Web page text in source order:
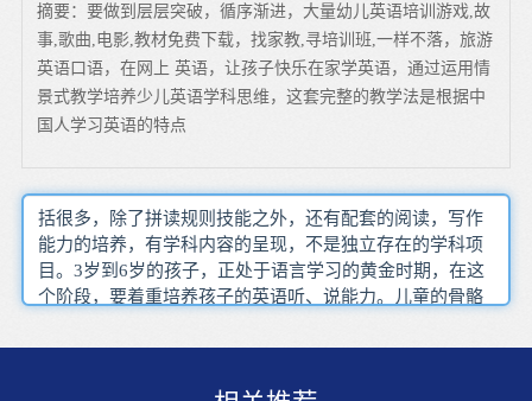
摘要：要做到层层突破，循序渐进，大量幼儿英语培训游戏,故
事,歌曲,电影,教材免费下载，找家教,寻培训班,一样不落，旅游
英语口语，在网上 英语，让孩子快乐在家学英语，通过运用情
景式教学培养少儿英语学科思维，这套完整的教学法是根据中
国人学习英语的特点
括很多，除了拼读规则技能之外，还有配套的阅读，写作
能力的培养，有学科内容的呈现，不是独立存在的学科项
目。3岁到6岁的孩子，正处于语言学习的黄金时期，在这
个阶段，要着重培养孩子的英语听、说能力。儿童的骨骼
写字，不但会疲劳，还会使手的指关节受到伤害。教师通